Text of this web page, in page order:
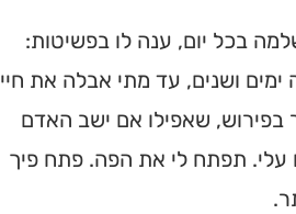
בכל יום, ענה לו בפשיטות:
ושנים, עד מתי אבלה את חיי
בפירוש, שאפילו אם ישב האדם
עלי. תפתח לי את הפה. פתח פיך